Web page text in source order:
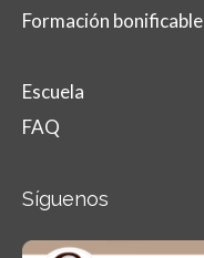
Formación bonificable
Escuela
FAQ
Síguenos